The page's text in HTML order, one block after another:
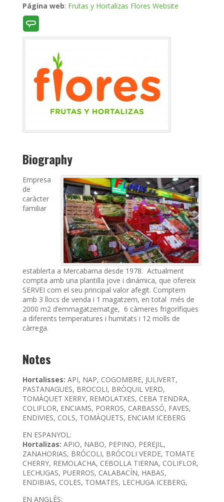
Página web: Frutas y Hortalizas Flores Website
Biography
Empresa
de
caràcter
familiar
establerta a Mercabarna desde 1978. Actualment
compta amb una plantilla jove i dinámica, que ofereix
SERVEI com el seu principal valor afegit. Comptem
amb 3 llocs de venda i 1 magatzem, en total més de
2000 m2 d’emmagatzematge, 6 càmeres frigorífiques
a diferents temperatures i humitats i 12 molls de
càrrega.
Notes
Hortalisses: API, NAP, COGOMBRE, JULIVERT,
PASTANAGUES, BROCOLI, BRÒQUIL VERD,
TOMÀQUET XERRY, REMOLATXES, CEBA TENDRA,
COLIFLOR, ENCIAMS, PORROS, CARBASSÓ, FAVES,
ENDIVIES, COLS, TOMÀQUETS, ENCIAM ICEBERG
EN ESPANYOL:
Hortalizas: APIO, NABO, PEPINO, PEREJIL,
ZANAHORIAS, BRÓCOLI, BRÓCOLI VERDE, TOMATE
CHERRY, REMOLACHA, CEBOLLA TIERNA, COLIFLOR,
LECHUGAS, PUERROS, CALABACÍN, HABAS,
ENDIBIAS, COLES, TOMATES, LECHUGA ICEBERG,
EN ANGLÈS: